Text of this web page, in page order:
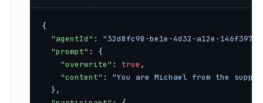
{
"agentId" : "32d8fc98-be1e-4d32-a12e-
"prompt" : {
"overwrite" : true ,
"content" : "You are Michael from the